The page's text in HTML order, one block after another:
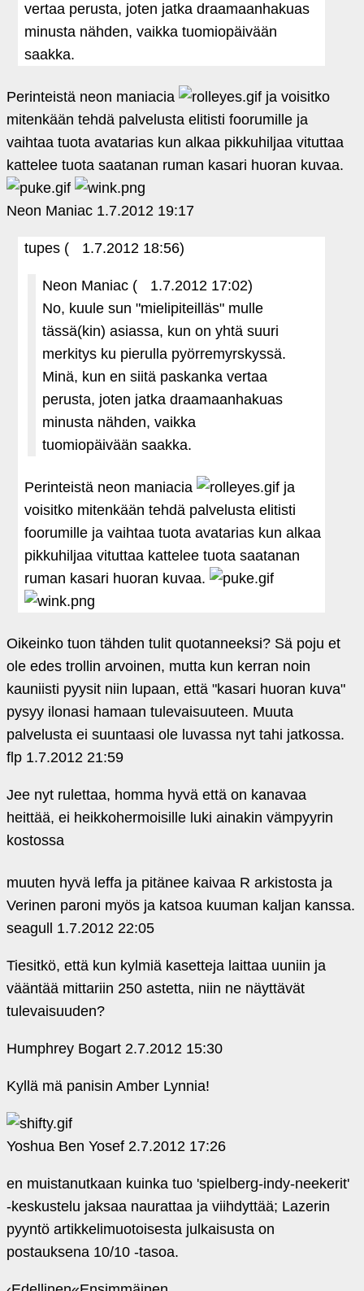
vertaa perusta, joten jatka draamaanhakuas
minusta nähden, vaikka tuomiopäivään
saakka.
Perinteistä neon maniacia
ja voisitko
mitenkään tehdä palvelusta elitisti foorumille ja
vaihtaa tuota avatarias kun alkaa pikkuhiljaa vituttaa
kattelee tuota saatanan ruman kasari huoran kuvaa.
Neon Maniac 1.7.2012 19:17
tupes ( 1.7.2012 18:56)
Neon Maniac (
1.7.2012 17:02)
No, kuule sun "mielipiteilläs" mulle
tässä(kin) asiassa, kun on yhtä suuri
merkitys ku pierulla pyörremyrskyssä.
Minä, kun en siitä paskanka vertaa
perusta, joten jatka draamaanhakuas
minusta nähden, vaikka
tuomiopäivään saakka.
Perinteistä neon maniacia
ja
voisitko mitenkään tehdä palvelusta elitisti
foorumille ja vaihtaa tuota avatarias kun alkaa
pikkuhiljaa vituttaa kattelee tuota saatanan
ruman kasari huoran kuvaa.
Oikeinko tuon tähden tulit quotanneeksi? Sä poju et
ole edes trollin arvoinen, mutta kun kerran noin
kauniisti pyysit niin lupaan, että "kasari huoran kuva"
pysyy ilonasi hamaan tulevaisuuteen. Muuta
palvelusta ei suuntaasi ole luvassa nyt tahi jatkossa.
flp 1.7.2012 21:59
Jee nyt rulettaa, homma hyvä että on kanavaa
heittää, ei heikkohermoisille luki ainakin vämpyyrin
kostossa
muuten hyvä leffa ja pitänee kaivaa R arkistosta ja
Verinen paroni myös ja katsoa kuuman kaljan kanssa.
seagull
1.7.2012 22:05
Tiesitkö, että kun kylmiä kasetteja laittaa uuniin ja
vääntää mittariin 250 astetta, niin ne näyttävät
tulevaisuuden?
Humphrey Bogart 2.7.2012 15:30
Kyllä mä panisin Amber Lynnia!
Yoshua Ben Yosef 2.7.2012 17:26
en muistanutkaan kuinka tuo 'spielberg-indy-neekerit'
‑keskustelu jaksaa naurattaa ja viihdyttää; Lazerin
pyyntö artikkelimuotoisesta julkaisusta on
postauksena 10/10 ‑tasoa.